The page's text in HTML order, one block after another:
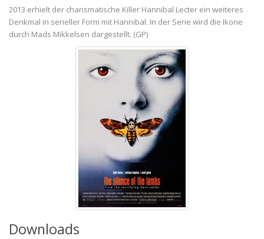
2013 erhielt der charismatische Killer Hannibal Lecter ein weiteres
Denkmal in serieller Form mit Hannibal. In der Serie wird die Ikone
durch Mads Mikkelsen dargestellt. (GP)
Downloads